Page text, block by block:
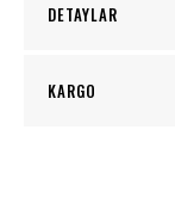
DETAYLAR
This Must Be
KARGO